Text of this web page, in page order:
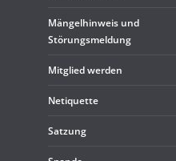
Män­gel­hin­weis und
Störungsmeldung
Mit­glied werden
Neti­quette
Sat­zung